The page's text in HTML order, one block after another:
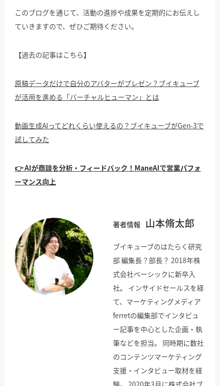
このブログを通じて、活動の進捗や成果を定期的にお伝えし
ていきますので、ぜひご期待ください。
【過去の記事はこちら】
原稿データだけで自分のアバターがプレゼン？ブイキューブ
が活用を進める「バーチャルヒューマン」とは
動画生成AIってどれくらい使えるの？ブイキューブがGen-3で
試してみた
👉 AIが商談を分析・フィードバック！ManeAIで営業パフォ
ーマンス向上
著者情報 山本脩太郎
ブイキューブのはたらく研究
部 編集長？部長？ 2018年株
式会社ベーシックに新卒入
社。 インサイドセールスを経
て、マーケティングメディア
ferretの編集部でインタビュ
ー記事を中心とした企画・執
筆などを担当。 同時期に数社
のコンテンツマーケティング
支援・インタビュー取材を経